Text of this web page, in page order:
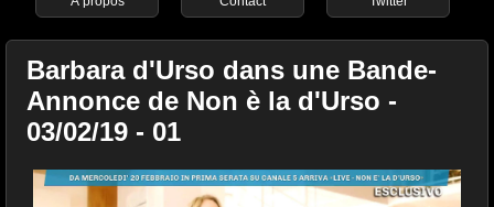
Barbara d'Urso dans une Bande-
Annonce de Non è la d'Urso -
03/02/19 - 01